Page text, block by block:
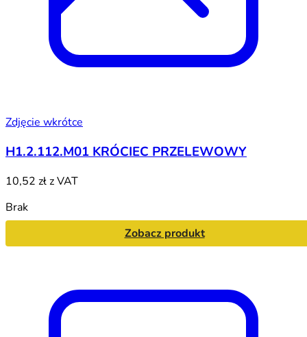
Zdjęcie wkrótce
H1.2.112.M01 KRÓCIEC PRZELEWOWY
10,52 złz VAT
Brak
Zobacz produkt